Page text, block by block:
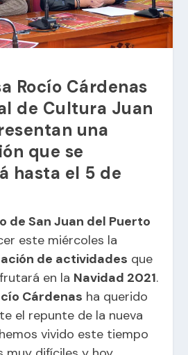
Rocío Cárdenas
de Cultura Juan
una
que se
hasta el 5 de
de San Juan del Puerto
este miércoles la
de actividades que
en la Navidad 2021.
Cárdenas ha querido
el repunte de la nueva
vivido este tiempo